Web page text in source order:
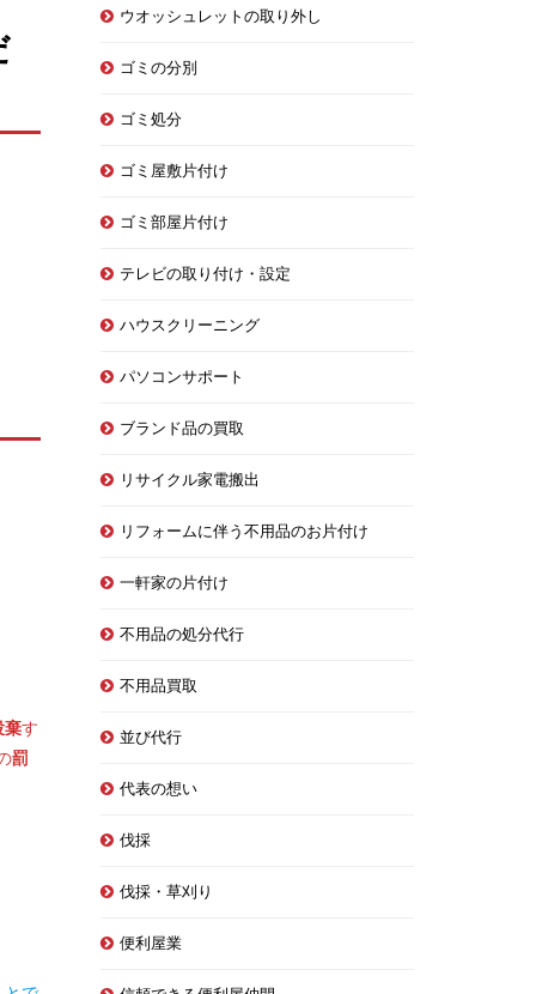
棄す
罰
ウオッシュレットの取り外し
ゴミの分別
ゴミ処分
ゴミ屋敷片付け
ゴミ部屋片付け
テレビの取り付け・設定
ハウスクリーニング
パソコンサポート
ブランド品の買取
リサイクル家電搬出
リフォームに伴う不用品のお片付け
一軒家の片付け
不用品の処分代行
不用品買取
並び代行
代表の想い
伐採
伐採・草刈り
便利屋業